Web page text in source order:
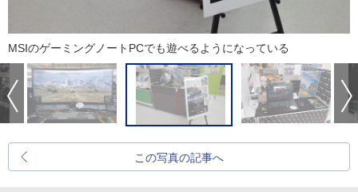
MSIのゲーミングノートPCでも遊べるようになっている
この写真の記事へ